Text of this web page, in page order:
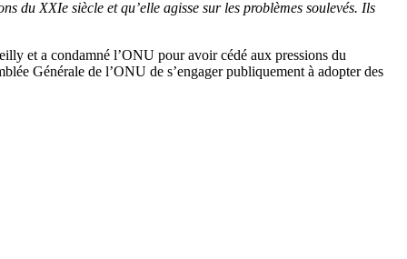
du XXIe siècle et qu’elle agisse sur les problèmes soulevés. Ils
et a condamné l’ONU pour avoir cédé aux pressions du
Générale de l’ONU de s’engager publiquement à adopter des